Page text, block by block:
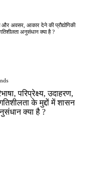
और अवसर, आकार देने की प्रौद्योगिकी
गतिशीलता अनुसंधान क्या है ?
परिप्रेक्ष्य, उदाहरण,
के मुद्दों में शासन
क्या है ?